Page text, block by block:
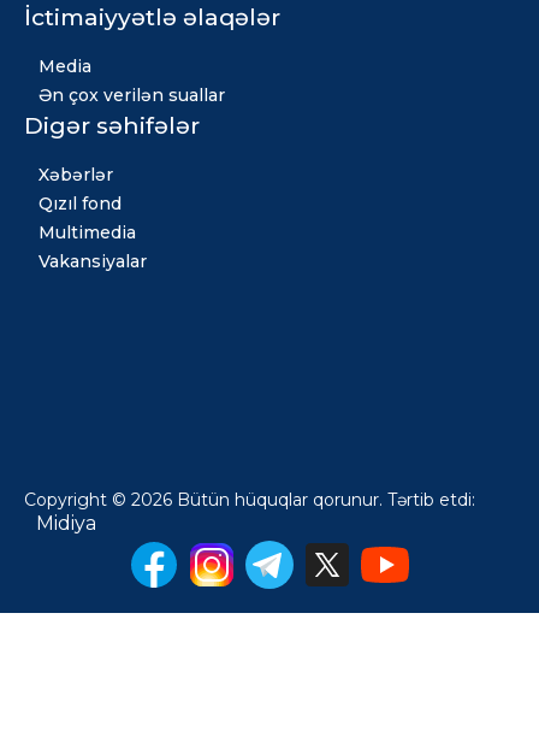
İctimaiyyətlə əlaqələr
Media
Ən çox verilən suallar
Digər səhifələr
Xəbərlər
Qızıl fond
Multimedia
Vakansiyalar
Copyright © 2026 Bütün hüquqlar qorunur. Tərtib etdi:
Midiya